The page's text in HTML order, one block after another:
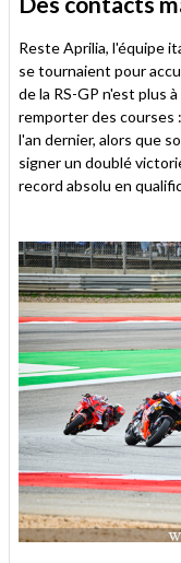
Reste Aprilia, l'équipe
se tournaient pour
de la RS-GP n'est plus
remporter des courses
l'an dernier, alors que
signer un doublé
record absolu en